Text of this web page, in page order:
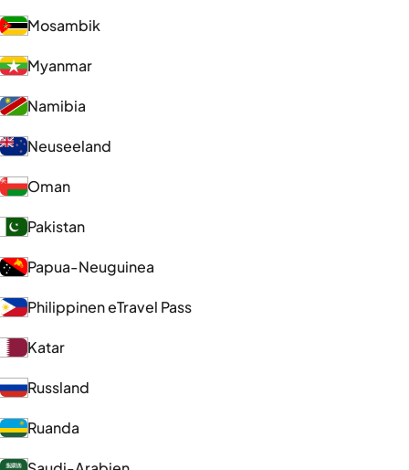
Mosambik
Myanmar
Namibia
Neuseeland
Oman
Pakistan
Papua-Neuguinea
Philippinen eTravel Pass
Katar
Russland
Ruanda